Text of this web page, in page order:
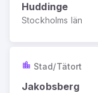
Huddinge
Stockholms län
Stad/Tätort
Jakobsberg